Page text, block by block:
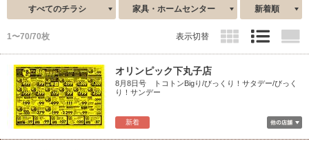
すべてのチラシ 家具・ホームセンター 新着順
1〜70/70枚 表示切替
新着
オリンピック下丸子店
8月8日号 トコトンBigり/びっくり！サタデー/びっく
り！サンデー